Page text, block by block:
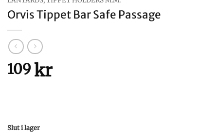
Orvis Tippet Bar Safe Passage
109kr
Slut i lager